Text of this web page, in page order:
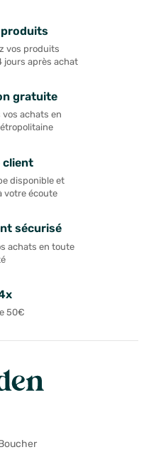
vos produits
jours après achat
gratuite
vos achats en
client
disponible et
votre écoute
sécurisé
achats en toute
50€